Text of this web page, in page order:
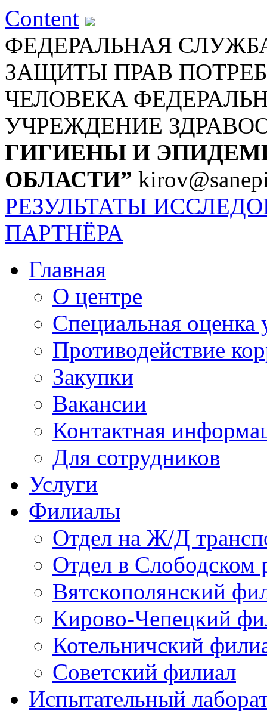
Content
ФЕДЕРАЛЬНАЯ
ЗАЩИТЫ ПРАВ
ЧЕЛОВЕКА
УЧРЕЖДЕНИЕ
ГИГИЕНЫ И
ОБЛАСТИ”
РЕЗУЛЬТАТЫ
ПАРТНЁРА
Главная
О центре
Специальная оценка
Противодействие
Закупки
Вакансии
Контактная
Для сотрудников
Услуги
Филиалы
Отдел на Ж/Д
Отдел в Слободском
Вятскополянский
Кирово-Чепецкий
Котельничский
Советский филиал
Испытательный